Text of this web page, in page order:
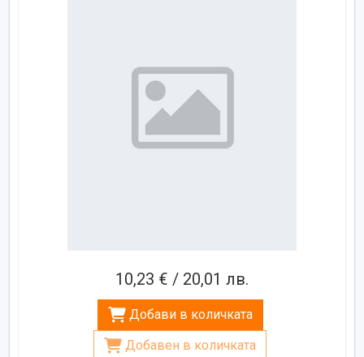
10,23 € / 20,01 лв.
Добави в количката
Добавен в количката